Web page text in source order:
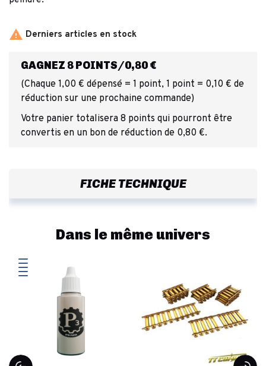
 Derniers articles en stock
GAGNEZ 8 POINTS/0,80 €
(Chaque 1,00 € dépensé = 1 point, 1 point = 0,10 € de
réduction sur une prochaine commande)
Votre panier totalisera 8 points qui pourront être
convertis en un bon de réduction de 0,80 €.
FICHE TECHNIQUE
Dans le même univers